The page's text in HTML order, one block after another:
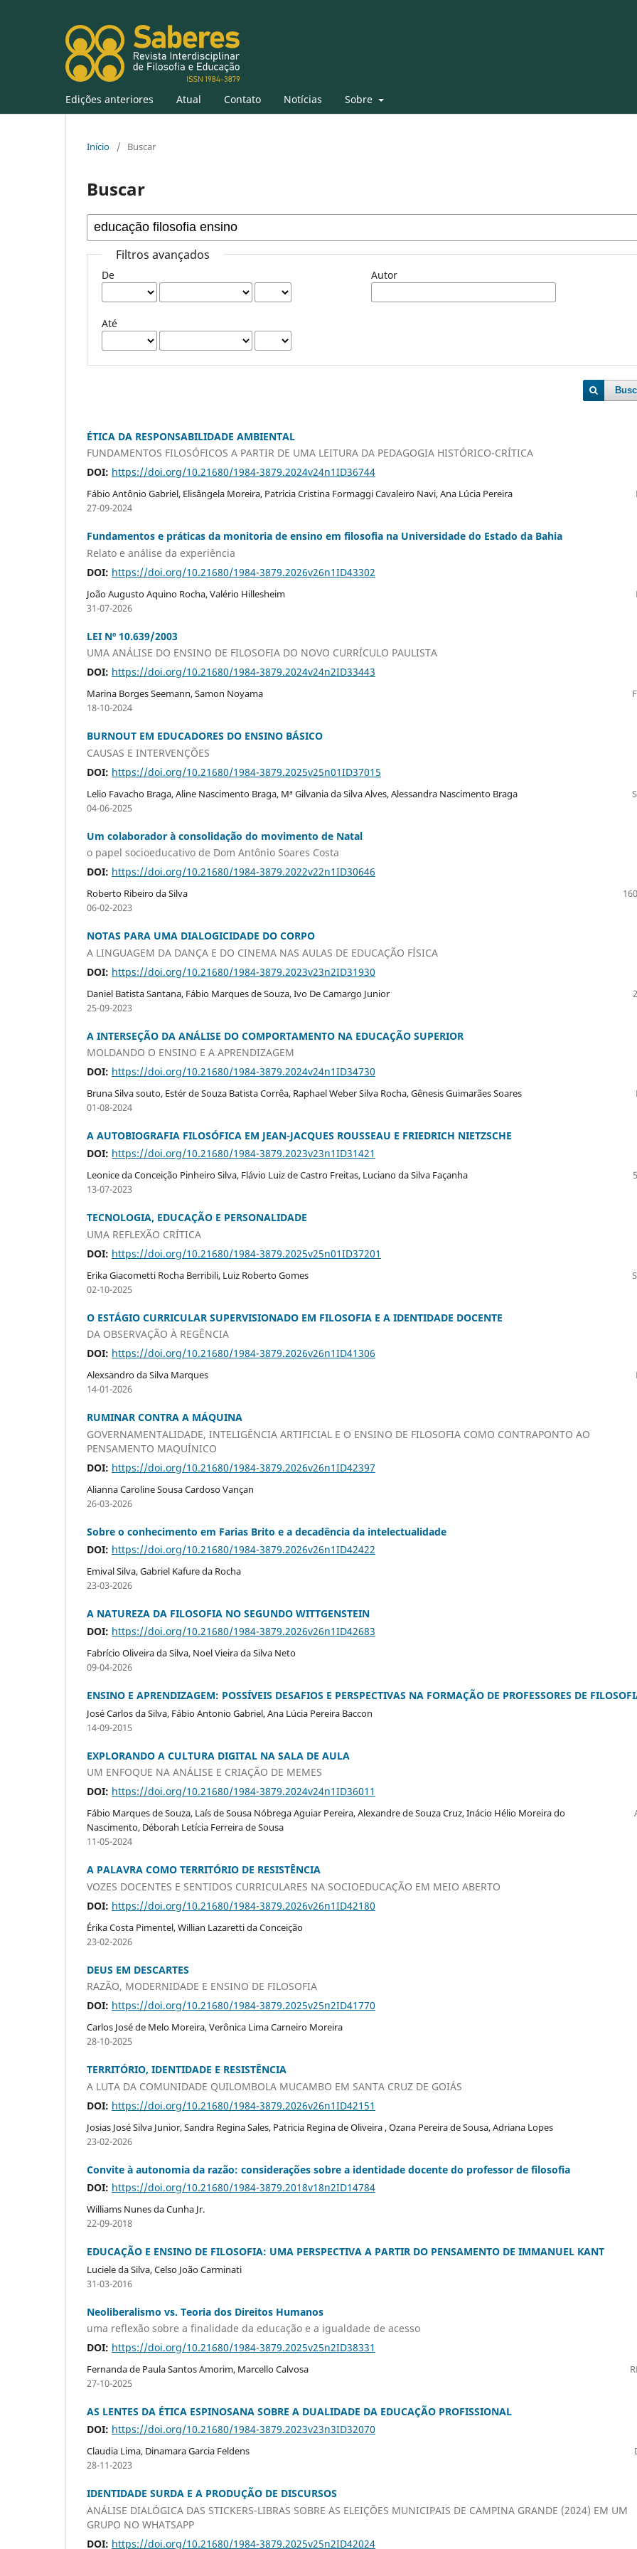
Edições anteriores Atual Contato Notícias Sobre
Início / Buscar
Buscar
Filtros avançados
De
Até
Autor
ÉTICA DA RESPONSABILIDADE AMBIENTAL
FUNDAMENTOS FILOSÓFICOS A PARTIR DE UMA LEITURA DA PEDAGOGIA HISTÓRICO-CRÍTICA
DOI: https://doi.org/10.21680/1984-3879.2024v24n1ID36744
Fábio Antônio Gabriel, Elisângela Moreira, Patricia Cristina Formaggi Cavaleiro Navi, Ana Lúcia Pereira
27-09-2024
Fundamentos e práticas da monitoria de ensino em filosofia na Universidade do Estado da Bahia
Relato e análise da experiência
DOI: https://doi.org/10.21680/1984-3879.2026v26n1ID43302
João Augusto Aquino Rocha, Valério Hillesheim
31-07-2026
LEI Nº 10.639/2003
UMA ANÁLISE DO ENSINO DE FILOSOFIA DO NOVO CURRÍCULO PAULISTA
DOI: https://doi.org/10.21680/1984-3879.2024v24n2ID33443
Marina Borges Seemann, Samon Noyama
18-10-2024
BURNOUT EM EDUCADORES DO ENSINO BÁSICO
CAUSAS E INTERVENÇÕES
DOI: https://doi.org/10.21680/1984-3879.2025v25n01ID37015
Lelio Favacho Braga, Aline Nascimento Braga, Mª Gilvania da Silva Alves, Alessandra Nascimento Braga
04-06-2025
Um colaborador à consolidação do movimento de Natal
o papel socioeducativo de Dom Antônio Soares Costa
DOI: https://doi.org/10.21680/1984-3879.2022v22n1ID30646
Roberto Ribeiro da Silva
06-02-2023
NOTAS PARA UMA DIALOGICIDADE DO CORPO
A LINGUAGEM DA DANÇA E DO CINEMA NAS AULAS DE EDUCAÇÃO FÍSICA
DOI: https://doi.org/10.21680/1984-3879.2023v23n2ID31930
Daniel Batista Santana, Fábio Marques de Souza, Ivo De Camargo Junior
25-09-2023
A INTERSEÇÃO DA ANÁLISE DO COMPORTAMENTO NA EDUCAÇÃO SUPERIOR
MOLDANDO O ENSINO E A APRENDIZAGEM
DOI: https://doi.org/10.21680/1984-3879.2024v24n1ID34730
Bruna Silva souto, Estér de Souza Batista Corrêa, Raphael Weber Silva Rocha, Gênesis Guimarães Soares
01-08-2024
A AUTOBIOGRAFIA FILOSÓFICA EM JEAN-JACQUES ROUSSEAU E FRIEDRICH NIETZSCHE
DOI: https://doi.org/10.21680/1984-3879.2023v23n1ID31421
Leonice da Conceição Pinheiro Silva, Flávio Luiz de Castro Freitas, Luciano da Silva Façanha
13-07-2023
TECNOLOGIA, EDUCAÇÃO E PERSONALIDADE
UMA REFLEXÃO CRÍTICA
DOI: https://doi.org/10.21680/1984-3879.2025v25n01ID37201
Erika Giacometti Rocha Berribili, Luiz Roberto Gomes
02-10-2025
O ESTÁGIO CURRICULAR SUPERVISIONADO EM FILOSOFIA E A IDENTIDADE DOCENTE
DA OBSERVAÇÃO À REGÊNCIA
DOI: https://doi.org/10.21680/1984-3879.2026v26n1ID41306
Alexsandro da Silva Marques
14-01-2026
RUMINAR CONTRA A MÁQUINA
GOVERNAMENTALIDADE, INTELIGÊNCIA ARTIFICIAL E O ENSINO DE FILOSOFIA COMO CONTRAPONTO AO
PENSAMENTO MAQUÍNICO
DOI: https://doi.org/10.21680/1984-3879.2026v26n1ID42397
Alianna Caroline Sousa Cardoso Vançan
26-03-2026
Sobre o conhecimento em Farias Brito e a decadência da intelectualidade
DOI: https://doi.org/10.21680/1984-3879.2026v26n1ID42422
Emival Silva, Gabriel Kafure da Rocha
23-03-2026
A NATUREZA DA FILOSOFIA NO SEGUNDO WITTGENSTEIN
DOI: https://doi.org/10.21680/1984-3879.2026v26n1ID42683
Fabrício Oliveira da Silva, Noel Vieira da Silva Neto
09-04-2026
ENSINO E APRENDIZAGEM: POSSÍVEIS DESAFIOS E PERSPECTIVAS NA FORMAÇÃO DE PROFESSORES DE
José Carlos da Silva, Fábio Antonio Gabriel, Ana Lúcia Pereira Baccon
14-09-2015
EXPLORANDO A CULTURA DIGITAL NA SALA DE AULA
UM ENFOQUE NA ANÁLISE E CRIAÇÃO DE MEMES
DOI: https://doi.org/10.21680/1984-3879.2024v24n1ID36011
Fábio Marques de Souza, Laís de Sousa Nóbrega Aguiar Pereira, Alexandre de Souza Cruz, Inácio Hélio Moreira do
Nascimento, Déborah Letícia Ferreira de Sousa
11-05-2024
A PALAVRA COMO TERRITÓRIO DE RESISTÊNCIA
VOZES DOCENTES E SENTIDOS CURRICULARES NA SOCIOEDUCAÇÃO EM MEIO ABERTO
DOI: https://doi.org/10.21680/1984-3879.2026v26n1ID42180
Érika Costa Pimentel, Willian Lazaretti da Conceição
23-02-2026
DEUS EM DESCARTES
RAZÃO, MODERNIDADE E ENSINO DE FILOSOFIA
DOI: https://doi.org/10.21680/1984-3879.2025v25n2ID41770
Carlos José de Melo Moreira, Verônica Lima Carneiro Moreira
28-10-2025
TERRITÓRIO, IDENTIDADE E RESISTÊNCIA
A LUTA DA COMUNIDADE QUILOMBOLA MUCAMBO EM SANTA CRUZ DE GOIÁS
DOI: https://doi.org/10.21680/1984-3879.2026v26n1ID42151
Josias José Silva Junior, Sandra Regina Sales, Patricia Regina de Oliveira , Ozana Pereira de Sousa, Adriana Lopes
23-02-2026
Convite à autonomia da razão: considerações sobre a identidade docente do professor de filosofia
DOI: https://doi.org/10.21680/1984-3879.2018v18n2ID14784
Williams Nunes da Cunha Jr.
22-09-2018
EDUCAÇÃO E ENSINO DE FILOSOFIA: UMA PERSPECTIVA A PARTIR DO PENSAMENTO DE IMMANUEL KANT
Luciele da Silva, Celso João Carminati
31-03-2016
Neoliberalismo vs. Teoria dos Direitos Humanos
uma reflexão sobre a finalidade da educação e a igualdade de acesso
DOI: https://doi.org/10.21680/1984-3879.2025v25n2ID38331
Fernanda de Paula Santos Amorim, Marcello Calvosa
27-10-2025
AS LENTES DA ÉTICA ESPINOSANA SOBRE A DUALIDADE DA EDUCAÇÃO PROFISSIONAL
DOI: https://doi.org/10.21680/1984-3879.2023v23n3ID32070
Claudia Lima, Dinamara Garcia Feldens
28-11-2023
IDENTIDADE SURDA E A PRODUÇÃO DE DISCURSOS
ANÁLISE DIALÓGICA DAS STICKERS-LIBRAS SOBRE AS ELEIÇÕES MUNICIPAIS DE CAMPINA GRANDE (2024) EM UM
GRUPO NO WHATSAPP
DOI: https://doi.org/10.21680/1984-3879.2025v25n2ID42024